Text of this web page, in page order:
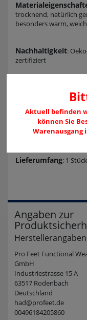
trocknend, natürlich
besonders warm,
Nachhaltigkeit:
zertifiziert
mit milden
Sonstige Angaben:
Lieferumfang: 1 Stück
Angaben zur
Herstellerangaben
Pro Feet Functional
GmbH
Industriestrasse 15 A
63517 Rodenbach
Deutschland
had@profeet.de
00496184205860
Aktuell befinden
können Sie
Warenausgang